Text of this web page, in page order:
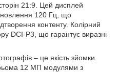
21:9. Цей дисплей
120 Гц, що
контенту. Колірний
DCI-P3, що гарантує виразні
– це якість зйомки.
12 МП модулями з